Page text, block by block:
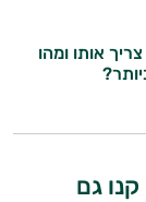
אותו ומהו
גם